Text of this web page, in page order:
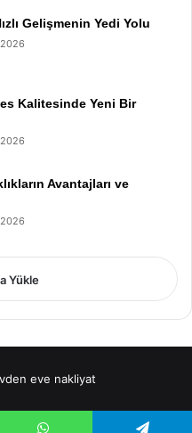
Gelişmenin Yedi Yolu
Kalitesinde Yeni Bir
Avantajları ve
Yükle
eve nakliyat